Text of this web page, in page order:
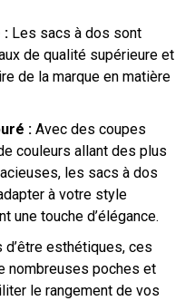
: Les sacs à dos sont
de qualité supérieure et
de la marque en matière
: Avec des coupes
couleurs allant des plus
les sacs à dos
à votre style
une touche d’élégance.
d’être esthétiques, ces
nombreuses poches et
le rangement de vos